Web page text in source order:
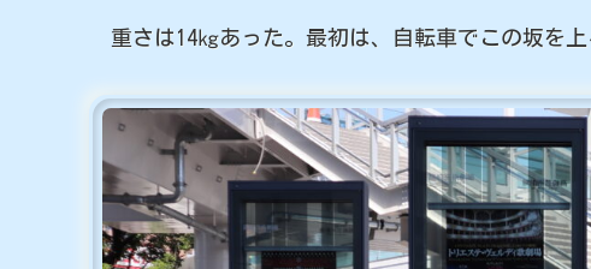
重さは14㎏あった。最初は、自転車でこの坂を